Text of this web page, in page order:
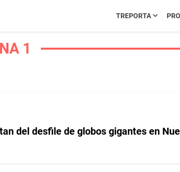
TREPORTA
1
del desfile de globos gigantes en